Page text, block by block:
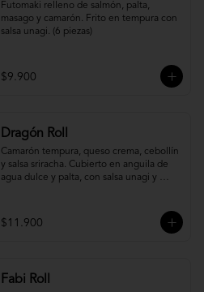
Futomaki relleno de salmón, palta,
masago y camarón. Frito en tempura con
salsa unagi. (6 piezas)
$9.900
Dragón Roll
Camarón tempura, queso crema, cebollín
y salsa sriracha. Cubierto en anguila de
agua dulce y palta, con salsa unagi y
$11.900
Fabi Roll